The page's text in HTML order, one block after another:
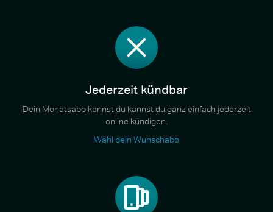
Jederzeit kündbar
Dein Monatsabo kannst du kannst du ganz einfach jederzeit
online kündigen.
Wähl dein Wunschabo